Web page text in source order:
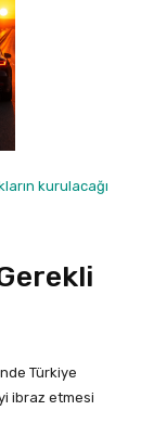
kurulacağı
Türkiye
ibraz etmesi